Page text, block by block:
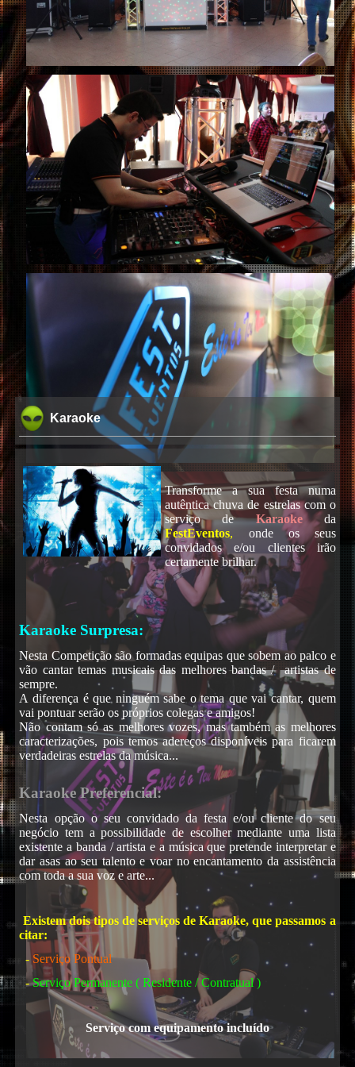
Karaoke
Karaoke
Transforme a sua festa numa
autêntica chuva de estrelas com o
serviço de
Karaoke
da
FestEventos, onde os seus
convidados e/ou clientes irão
certamente brilhar.
Karaoke Surpresa:
Nesta Competição são formadas equipas que sobem ao palco e
vão cantar temas musicais das melhores bandas / artistas de
sempre.
A diferença é que ninguém sabe o tema que vai cantar, quem
vai pontuar serão os próprios colegas e amigos!
Não contam só as melhores vozes, mas também as melhores
caracterizações, pois temos adereços disponíveis para ficarem
verdadeiras estrelas da música...
Karaoke Preferencial:
Nesta opção o seu convidado da festa e/ou cliente do seu
negócio tem a possibilidade de escolher mediante uma lista
existente a banda / artista e a música que pretende interpretar e
dar asas ao seu talento e voar no encantamento da assistência
com toda a sua voz e arte...
Existem dois tipos de serviços de Karaoke, que passamos a
citar:
- Serviço Pontual
-Serviço Permanente ( Residente / Contratual )
Serviço com equipamento incluído